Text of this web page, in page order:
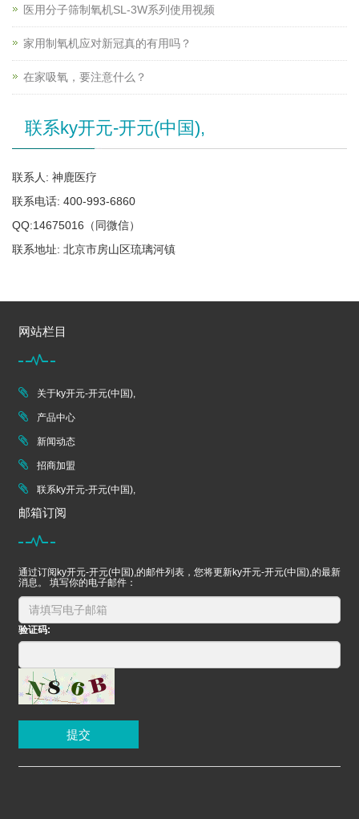
医用分子筛制氧机SL-3W系列使用视频
家用制氧机应对新冠真的有用吗？
在家吸氧，要注意什么？
联系ky开元-开元(中国),
联系人: 神鹿医疗
联系电话: 400-993-6860
QQ:14675016（同微信）
联系地址: 北京市房山区琉璃河镇
网站栏目
关于ky开元-开元(中国),
产品中心
新闻动态
招商加盟
联系ky开元-开元(中国),
邮箱订阅
通过订阅ky开元-开元(中国),的邮件列表，您将更新ky开元-开元(中国),的最新
消息。 填写你的电子邮件：
验证码:
提交